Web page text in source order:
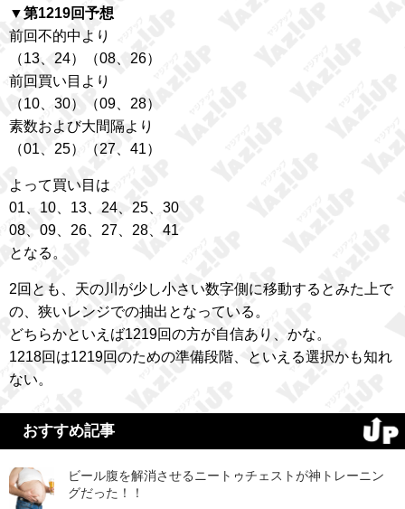
▼第1219回予想
前回不的中より
（13、24）（08、26）
前回買い目より
（10、30）（09、28）
素数および大間隔より
（01、25）（27、41）
よって買い目は
01、10、13、24、25、30
08、09、26、27、28、41
となる。
2回とも、天の川が少し小さい数字側に移動するとみた上で
の、狭いレンジでの抽出となっている。
どちらかといえば1219回の方が自信あり、かな。
1218回は1219回のための準備段階、といえる選択かも知れ
ない。
おすすめ記事
ビール腹を解消させるニートゥチェストが神トレーニン
グだった！！